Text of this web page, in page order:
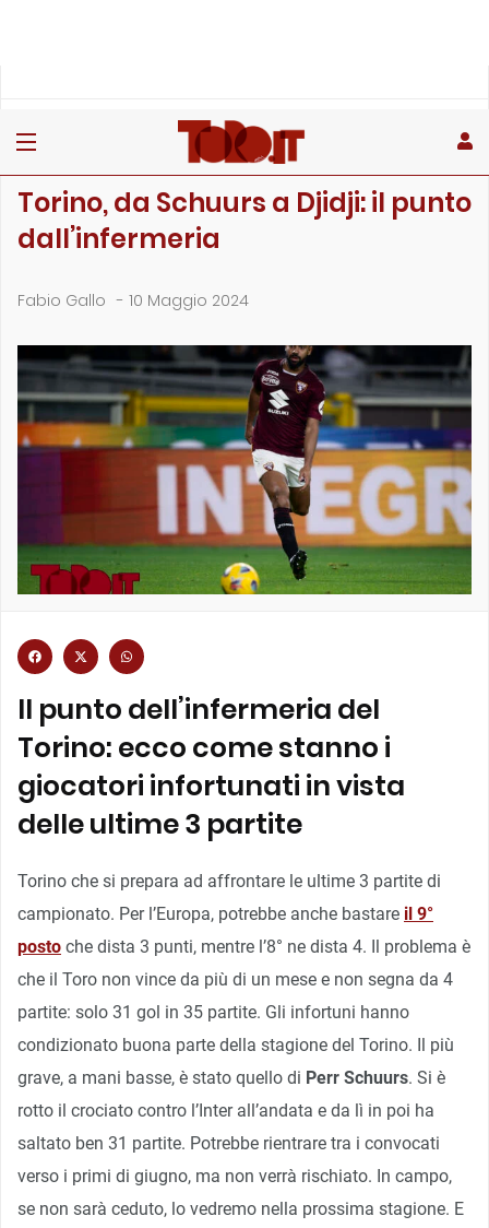
Torino, da Schuurs a Djidji: il punto
dall’infermeria
Fabio Gallo - 10 Maggio 2024
Il punto dell’infermeria del
Torino: ecco come stanno i
giocatori infortunati in vista
delle ultime 3 partite
Torino che si prepara ad affrontare le ultime 3 partite di
campionato. Per l’Europa, potrebbe anche bastare il 9°
posto che dista 3 punti, mentre l’8° ne dista 4. Il problema è
che il Toro non vince da più di un mese e non segna da 4
partite: solo 31 gol in 35 partite. Gli infortuni hanno
condizionato buona parte della stagione del Torino. Il più
grave, a mani basse, è stato quello di Perr Schuurs. Si è
rotto il crociato contro l’Inter all’andata e da lì in poi ha
saltato ben 31 partite. Potrebbe rientrare tra i convocati
verso i primi di giugno, ma non verrà rischiato. In campo,
se non sarà ceduto, lo vedremo nella prossima stagione. E